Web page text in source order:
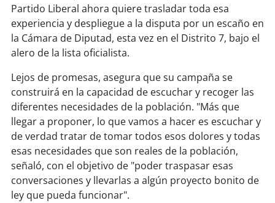
soy copiapó
soyvalparaíso
soysanantonio
soy chillán
soysancarlos
soytalcahuano
Partido Liberal ahora quiere trasladar toda esa
experiencia y despliegue a la disputa por un escaño en
la Cámara de Diputad, esta vez en el Distrito 7, bajo el
alero de la lista oficialista.
Lejos de promesas, asegura que su campaña se
construirá en la capacidad de escuchar y recoger las
diferentes necesidades de la población. "Más que
llegar a proponer, lo que vamos a hacer es escuchar y
de verdad tratar de tomar todos esos dolores y todas
esas necesidades que son reales de la población,
señaló, con el objetivo de "poder traspasar esas
conversaciones y llevarlas a algún proyecto bonito de
ley que pueda funcionar".